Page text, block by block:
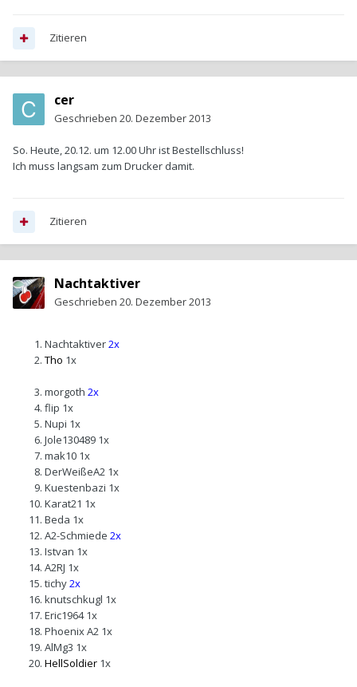
Zitieren
cer
Geschrieben 20. Dezember 2013
So. Heute, 20.12. um 12.00 Uhr ist Bestellschluss!
Ich muss langsam zum Drucker damit.
Zitieren
Nachtaktiver
Geschrieben 20. Dezember 2013
Nachtaktiver2x
Tho 1x
morgoth 2x
flip 1x
Nupi 1x
Jole130489 1x
mak10 1x
DerWeißeA2 1x
Kuestenbazi 1x
Karat21 1x
Beda 1x
A2-Schmiede 2x
Istvan 1x
A2RJ 1x
tichy2x
knutschkugl 1x
Eric19641x
Phoenix A2 1x
AlMg3 1x
HellSoldier 1x